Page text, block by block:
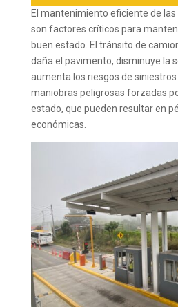
El mantenimiento eficiente de
son factores críticos para
buen estado. El tránsito de
daña el pavimento, disminuye la
aumenta los riesgos de
maniobras peligrosas forzadas
estado, que pueden resultar en
económicas.